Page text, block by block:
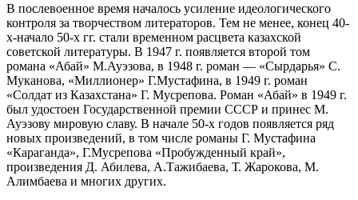
В послевоенное время началось усиление идеологического
контроля за творчеством литераторов. Тем не менее, конец 40-
х-начало 50-х гг. стали временном расцвета казахской
советской литературы. В 1947 г. появляется второй том
романа «Абай» М.Ауэзова, в 1948 г. роман — «Сырдарья» С.
Муканова, «Миллионер» Г.Мустафина, в 1949 г. роман
«Солдат из Казахстана» Г. Мусрепова. Роман «Абай» в 1949 г.
был удостоен Государственной премии СССР и принес М.
Ауэзову мировую славу. В начале 50-х годов появляется ряд
новых произведений, в том числе романы Г. Мустафина
«Караганда», Г.Мусрепова «Пробужденный край»,
произведения Д. Абилева, А.Тажибаева, Т. Жарокова, М.
Алимбаева и многих других.